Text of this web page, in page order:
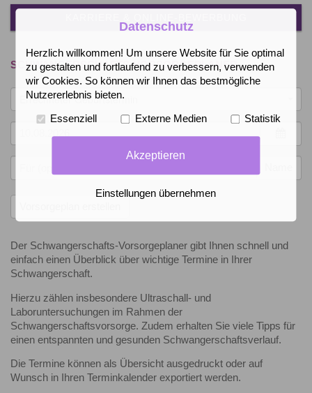
SCHWANGERSCHAFTS-VORSORGEPLANER
Errechneter Geburtstermin
Der Schwangerschafts-Vorsorgeplaner gibt Ihnen schnell und
einfach einen Überblick über wichtige Termine in Ihrer
Schwangerschaft.
Hierzu zählen insbesondere Ultraschall- und
Laboruntersuchungen im Rahmen der
Schwangerschaftsvorsorge. Zudem erhalten Sie viele Tipps für
einen entspannten und gesunden Schwangerschaftsverlauf.
Die Termine können als Übersicht ausgedruckt oder auf
Wunsch in Ihren Terminkalender exportiert werden.
Datenschutz
Herzlich willkommen! Um unsere Website für Sie optimal
zu gestalten und fortlaufend zu verbessern, verwenden
wir Cookies. So können wir Ihnen das bestmögliche
Nutzererlebnis bieten.
Essenziell Externe Medien Statistik
Akzeptieren
Einstellungen übernehmen